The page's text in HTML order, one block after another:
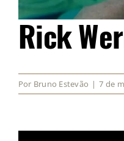
Rick
Por Bruno Estevão | 7 de